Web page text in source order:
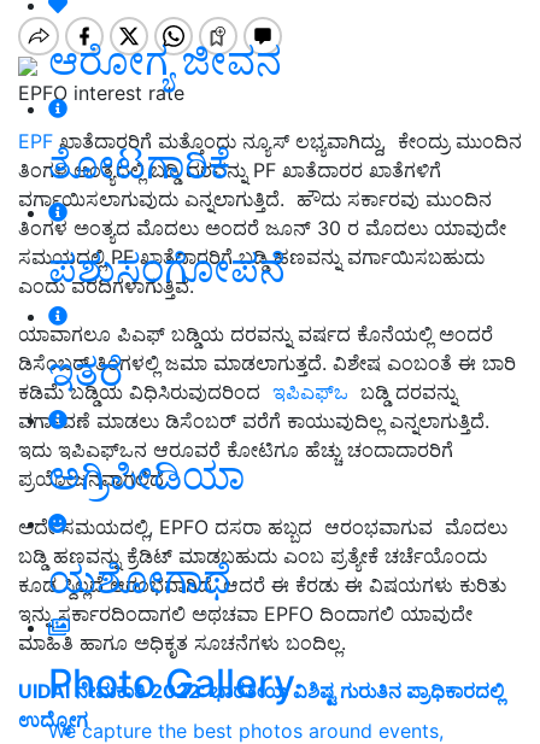
ಆರೋಗ್ಯ ಜೀವನ
ತೋಟಗಾರಿಕೆ
ಪಶುಸಂಗೋಪನೆ
ಇತರೆ
ಅಗ್ರಿಪೀಡಿಯಾ
ಯಶೋಗಾಥೆ
Photo Gallery
We capture the best photos around events,
EPFO interest rate
EPF ಖಾತೆದಾರರಿಗೆ ಮತ್ತೊಂದು ನ್ಯೂಸ್‌ ಲಭ್ಯವಾಗಿದ್ದು, ಕೇಂದ್ರು ಮುಂದಿನ
ತಿಂಗಳ ಅಂತ್ಯದಲ್ಲಿ ಬಡ್ಡಿ ದರವನ್ನು PF ಖಾತೆದಾರರ ಖಾತೆಗಳಿಗೆ
ವರ್ಗಾಯಿಸಲಾಗುವುದು ಎನ್ನಲಾಗುತ್ತಿದೆ. ಹೌದು ಸರ್ಕಾರವು ಮುಂದಿನ
ತಿಂಗಳ ಅಂತ್ಯದ ಮೊದಲು ಅಂದರೆ ಜೂನ್ 30 ರ ಮೊದಲು ಯಾವುದೇ
ಸಮಯದಲ್ಲಿ PF ಖಾತೆದಾರರಿಗೆ ಬಡ್ಡಿ ಹಣವನ್ನು ವರ್ಗಾಯಿಸಬಹುದು
ಎಂದು ವರದಿಗಳಾಗುತ್ತಿವೆ.
ಯಾವಾಗಲೂ ಪಿಎಫ್ ಬಡ್ಡಿಯ ದರವನ್ನು ವರ್ಷದ ಕೊನೆಯಲ್ಲಿ ಅಂದರೆ
ಡಿಸೆಂಬರ್‌ ತಿಂಗಳಲ್ಲಿ ಜಮಾ ಮಾಡಲಾಗುತ್ತದೆ. ವಿಶೇಷ ಎಂಬಂತೆ ಈ ಬಾರಿ
ಕಡಿಮೆ ಬಡ್ಡಿಯ ವಿಧಿಸಿರುವುದರಿಂದ ಇಪಿಎಫ್‌ಒ ಬಡ್ಡಿ ದರವನ್ನು
ವರ್ಗಾವಣೆ ಮಾಡಲು ಡಿಸೆಂಬರ್‌ ವರೆಗೆ ಕಾಯುವುದಿಲ್ಲ ಎನ್ನಲಾಗುತ್ತಿದೆ.
ಇದು ಇಪಿಎಫ್‌ಒನ ಆರೂವರೆ ಕೋಟಿಗೂ ಹೆಚ್ಚು ಚಂದಾದಾರರಿಗೆ
ಪ್ರಯೋಜನವಾಗಲಿದೆ.
ಅದೇ ಸಮಯದಲ್ಲಿ, EPFO ದಸರಾ ಹಬ್ಬದ ಆರಂಭವಾಗುವ ಮೊದಲು
ಬಡ್ಡಿ ಹಣವನ್ನು ಕ್ರೆಡಿಟ್ ಮಾಡಬಹುದು ಎಂಬ ಪ್ರತ್ಯೇಕೆ ಚರ್ಚೆಯೊಂದು
ಕೂಡ ಸ್ದಿಲ್ಲದೆ ಆರಂಭವಾಗಿದೆ. ಆದರೆ ಈ ಕೆರಡು ಈ ವಿಷಯಗಳು ಕುರಿತು
ಇನ್ನು ಸರ್ಕಾರದಿಂದಾಗಲಿ ಅಥಚವಾ EPFO ದಿಂದಾಗಲಿ ಯಾವುದೇ
ಮಾಹಿತಿ ಹಾಗೂ ಅಧಿಕೃತ ಸೂಚನೆಗಳು ಬಂದಿಲ್ಲ.
UIDAI ನೇಮಕಾತಿ 2022: ಭಾರತೀಯ ವಿಶಿಷ್ಟ ಗುರುತಿನ ಪ್ರಾಧಿಕಾರದಲ್ಲಿ
ಉದ್ಯೋಗ